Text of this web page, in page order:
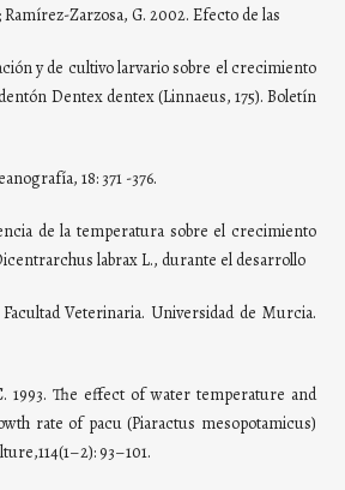
Zarzosa, G. 2002. Efecto de las
y de cultivo larvario sobre el crecimiento
Dentex dentex (Linnaeus, 175). Boletín
18: 371 -376.
de la temperatura sobre el crecimiento
labrax L., durante el desarrollo
Veterinaria. Universidad de Murcia.
1993. The effect of water temperature and
rate of pacu (Piaractus mesopotamicus)
93–101.